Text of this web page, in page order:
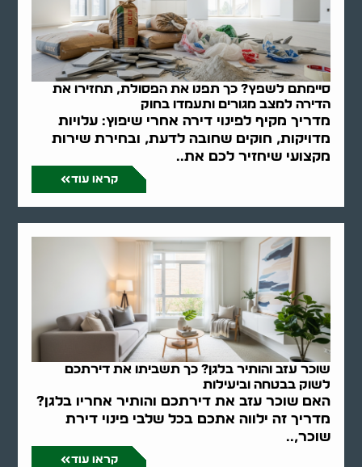
סיימתם לשפץ? כך תפנו את הפסולת, תחזירו את
הדירה למצב מגורים ותעמדו בחוק
מדריך מקיף לפינוי דירה אחרי שיפוץ: עלויות
מדויקות, חוקים שחובה לדעת, ובחירת שירות
מקצועי שיחזיר לכם את..
קראו עוד
שוכר עזב והותיר בלגן? כך תשביתו את דירתכם
לשוק בבטחה וביעילות
האם שוכר עזב את דירתכם והותיר אחריו בלגן?
מדריך זה ילווה אתכם בכל שלבי פינוי דירת
שוכר,..
קראו עוד